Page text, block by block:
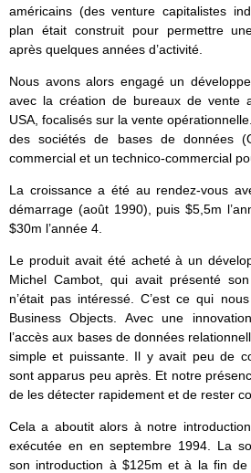
américains (des venture capitalistes
plan était construit pour permettre
après quelques années d’activité.
Nous avons alors engagé un
avec la création de bureaux de vente
USA, focalisés sur la vente
des sociétés de bases de données
commercial et un technico-commercial
La croissance a été au rendez-vous
démarrage (août 1990), puis $5,5m
$30m l’année 4.
Le produit avait été acheté à un
Michel Cambot, qui avait présenté
n’était pas intéressé. C’est ce qui
Business Objects. Avec une
l’accès aux bases de données
simple et puissante. Il y avait peu de
sont apparus peu après. Et notre
de les détecter rapidement et de rester
Cela a aboutit alors à notre
exécutée en en septembre 1994. La
son introduction à $125m et à la fin